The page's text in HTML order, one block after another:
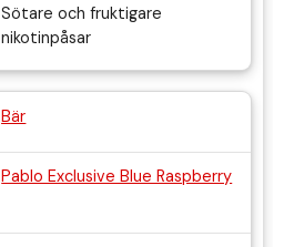
Sötare och fruktigare
nikotinpåsar
Bär
Pablo Exclusive Blue Raspberry